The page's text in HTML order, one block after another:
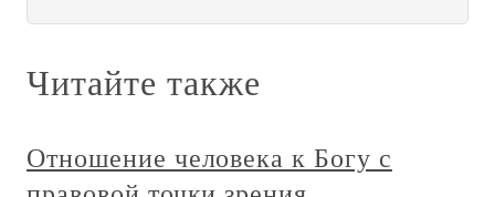
Читайте также
Отношение человека к Богу с